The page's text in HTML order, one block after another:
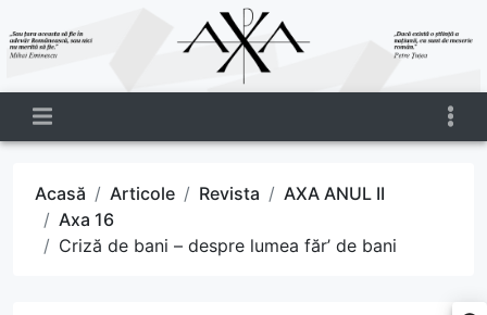
Acasă Articole Revista
AXA ANUL II
Axa 16
Criză de bani – despre lumea făr’ de bani